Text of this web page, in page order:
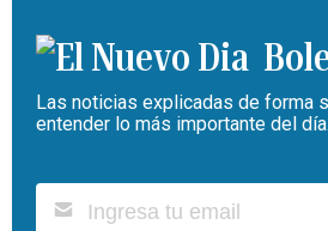
Las noticias explicadas de forma
entender lo más importante del día.